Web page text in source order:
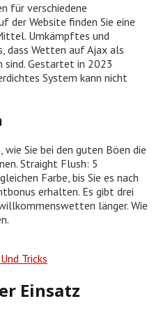
für verschiedene
der Website finden Sie eine
Umkämpftes und
dass Wetten auf Ajax als
Gestartet in 2023
System kann nicht
wie Sie bei den guten Böen die
Straight Flush: 5
Farbe, bis Sie es nach
erhalten. Es gibt drei
länger. Wie
Tricks
Einsatz